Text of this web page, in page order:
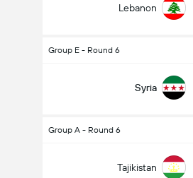
Lebanon
Group E - Round 6
Syria
Group A - Round 6
Tajikistan